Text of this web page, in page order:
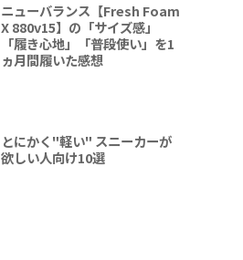
ニューバランス【Fresh Foam
X 880v15】の「サイズ感」
「履き心地」「普段使い」を1
ヵ月間履いた感想
とにかく"軽い" スニーカーが
欲しい人向け10選